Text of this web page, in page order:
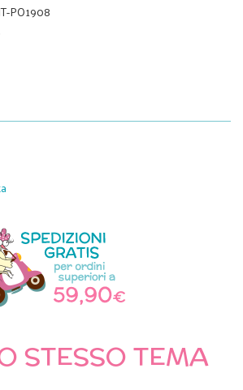
PO1908
STESSO TEMA